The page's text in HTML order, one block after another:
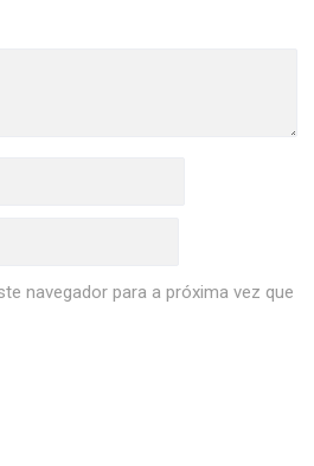
navegador para a próxima vez que